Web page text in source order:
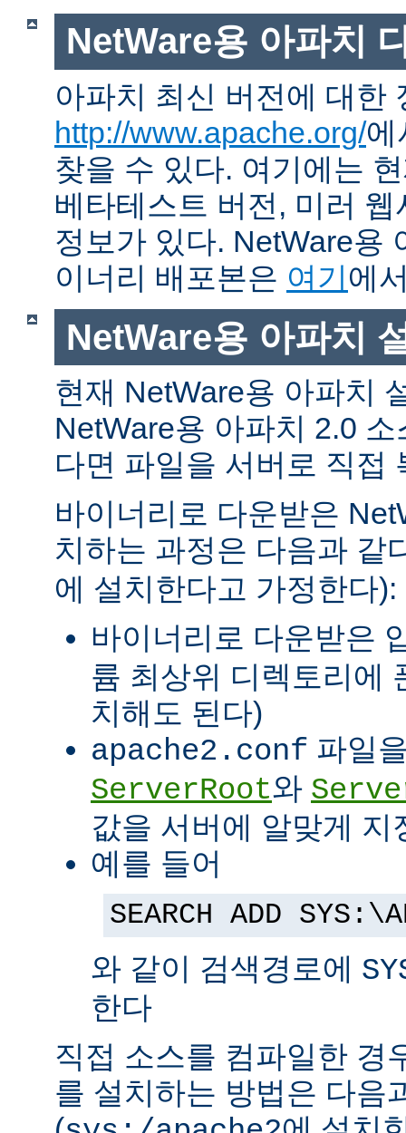
NetWare용 아파치
아파치 최신 버전에 대한
http://www.apache.org/에
찾을 수 있다. 여기에는
베타테스트 버전, 미러
정보가 있다. NetWare용
이너리 배포본은 여기에
NetWare용 아파치
현재 NetWare용 아파치
NetWare용 아파치 2.0
다면 파일을 서버로 직접
바이너리로 다운받은
치하는 과정은 다음과 같
에 설치한다고 가정한다):
바이너리로 다운받은
륨 최상위 디렉토리에
치해도 된다)
apache2.conf 파일
ServerRoot와
값을 서버에 알맞게 지
예를 들어
SEARCH ADD
와 같이 검색경로에
한다
직접 소스를 컴파일한 경
를 설치하는 방법은 다음